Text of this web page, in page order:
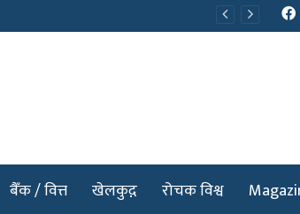
बैँक / वित्त खेलकुद़़ रोचक विश्व